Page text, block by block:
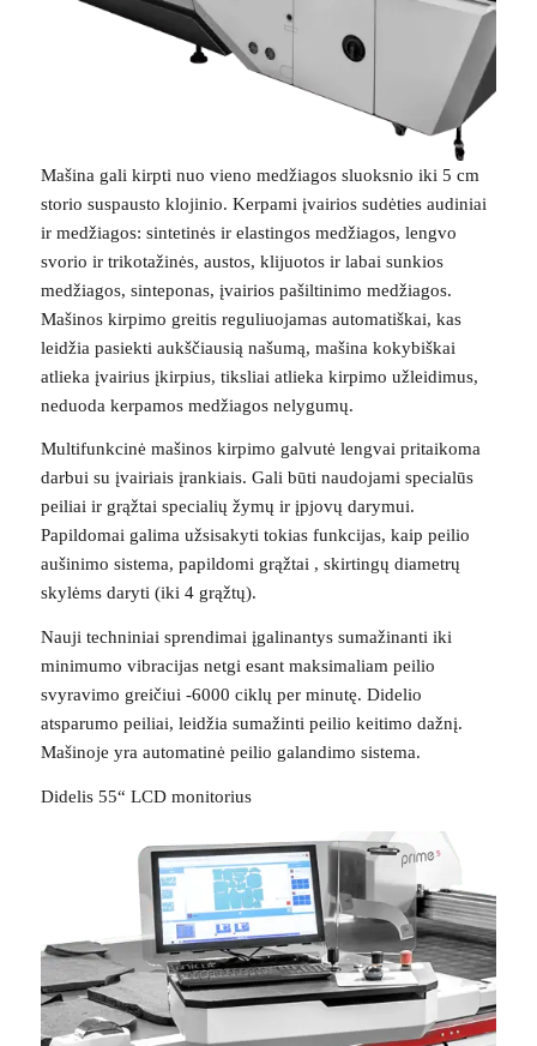
Mašina gali kirpti nuo vieno medžiagos sluoksnio iki 5 cm
storio suspausto klojinio. Kerpami įvairios sudėties audiniai
ir medžiagos: sintetinės ir elastingos medžiagos, lengvo
svorio ir trikotažinės, austos, klijuotos ir labai sunkios
medžiagos, sinteponas, įvairios pašiltinimo medžiagos.
Mašinos kirpimo greitis reguliuojamas automatiškai, kas
leidžia pasiekti aukščiausią našumą, mašina kokybiškai
atlieka įvairius įkirpius, tiksliai atlieka kirpimo užleidimus,
neduoda kerpamos medžiagos nelygumų.
Multifunkcinė mašinos kirpimo galvutė lengvai pritaikoma
darbui su įvairiais įrankiais. Gali būti naudojami specialūs
peiliai ir grąžtai specialių žymų ir įpjovų darymui.
Papildomai galima užsisakyti tokias funkcijas, kaip peilio
aušinimo sistema, papildomi grąžtai , skirtingų diametrų
skylėms daryti (iki 4 grąžtų).
Nauji techniniai sprendimai įgalinantys sumažinanti iki
minimumo vibracijas netgi esant maksimaliam peilio
svyravimo greičiui -6000 ciklų per minutę. Didelio
atsparumo peiliai, leidžia sumažinti peilio keitimo dažnį.
Mašinoje yra automatinė peilio galandimo sistema.
Didelis 55“ LCD monitorius